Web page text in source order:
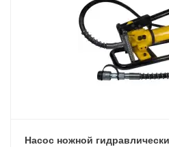
Насос ножной